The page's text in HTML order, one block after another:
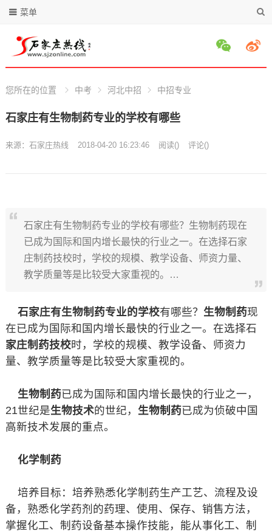
菜单
您所在的位置 中考 河北中招 中招专业
石家庄有生物制药专业的学校有哪些
来源： 石家庄热线 2018-04-20 16:23:46 阅读() 评论()
石家庄有生物制药专业的学校有哪些？生物制药现在
已成为国际和国内增长最快的行业之一。在选择石家
庄制药技校时，学校的规模、教学设备、师资力量、
教学质量等是比较受大家重视的。…
石家庄有生物制药专业的学校有哪些？ 生物制药现
在已成为国际和国内增长最快的行业之一。在选择石
家庄制药技校时，学校的规模、教学设备、师资力
量、教学质量等是比较受大家重视的。
生物制药已成为国际和国内增长最快的行业之一，
21世纪是生物技术的世纪， 生物制药已成为侦破中国
高新技术发展的重点。
化学制药
培养目标：培养熟悉化学制药生产工艺、流程及设
备，熟悉化学药剂的药理、使用、保存、销售方法，
掌握化工、制药设备基本操作技能，能从事化工、制